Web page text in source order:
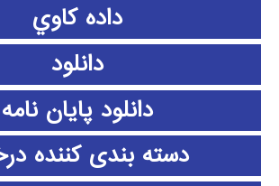
داده كاوي
دانلود
دانلود پايان نامه
دسته بندی کننده